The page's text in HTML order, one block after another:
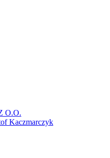
O.O.
Kaczmarczyk